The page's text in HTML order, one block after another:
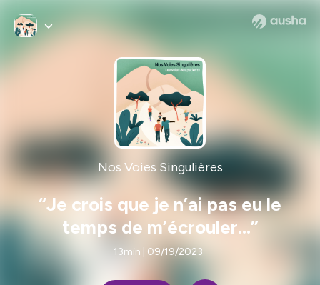
Nos Voies Singulières
“Je crois que je n’ai pas eu le
temps de m’écrouler…”
13min | 09/19/2023